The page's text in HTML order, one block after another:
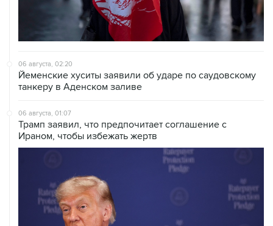
06 августа, 02:20
Йеменские хуситы заявили об ударе по саудовскому
танкеру в Аденском заливе
06 августа, 01:07
Трамп заявил, что предпочитает соглашение с
Ираном, чтобы избежать жертв